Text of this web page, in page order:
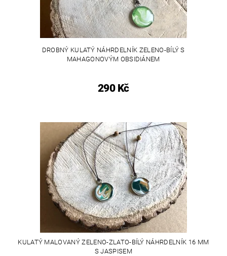
DROBNÝ KULATÝ NÁHRDELNÍK ZELENO-BÍLÝ S
MAHAGONOVÝM OBSIDIÁNEM
290 Kč
KULATÝ MALOVANÝ ZELENO-ZLATO-BÍLÝ NÁHRDELNÍK 16 MM
S JASPISEM